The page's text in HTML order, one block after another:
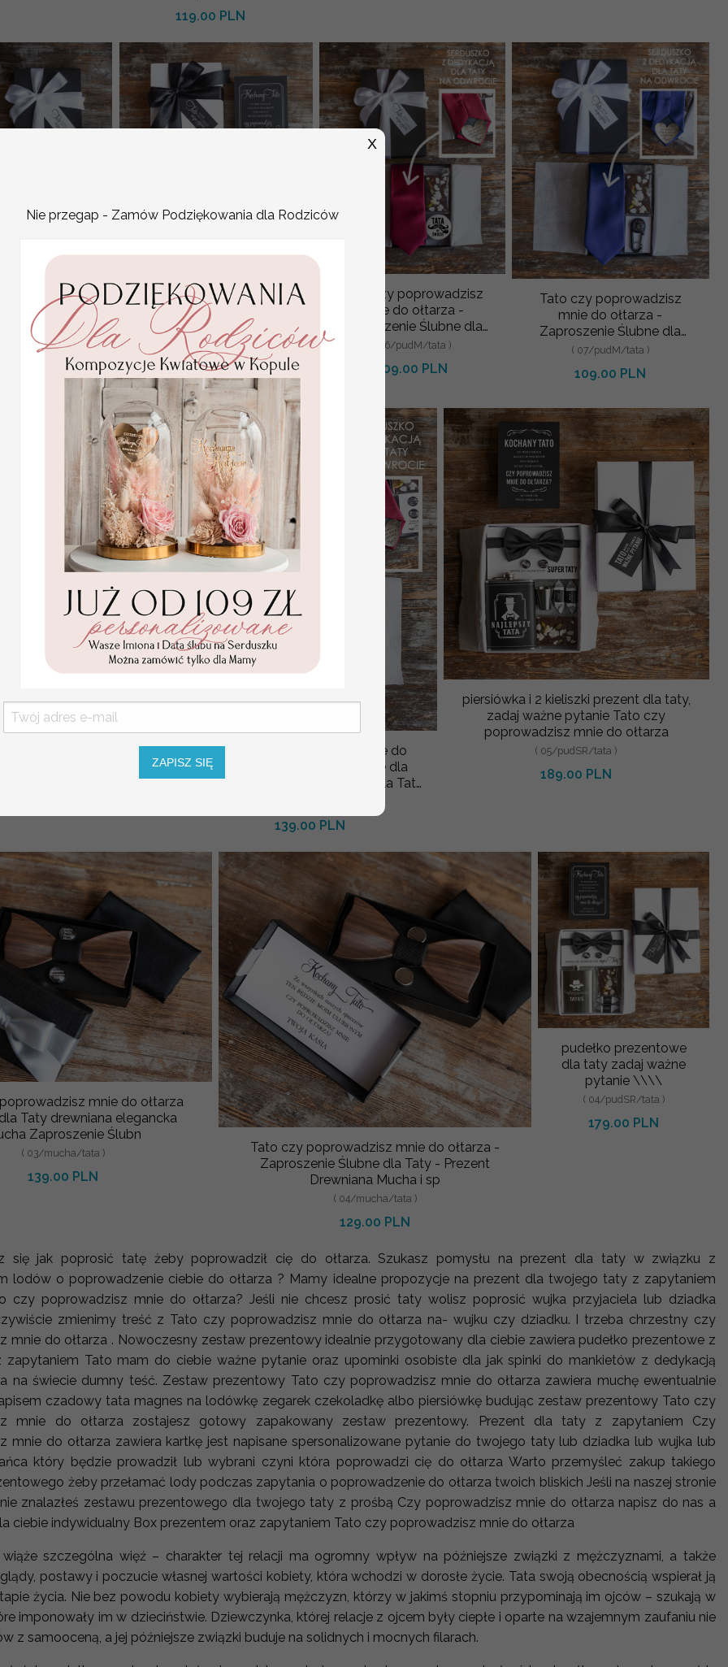
119.00 PLN
elegancki
taty szelki,
do mankietu
tata )
PLN
Tato czy poprowadzisz
mnie do ołtarza -
Zaproszenie Ślubne dla
Rodziców - Krawat dla Taty
z dedykacj
( 09/pudM/tata )
109.00 PLN
Tato czy poprowadzisz
mnie do ołtarza -
Zaproszenie Ślubne dla
Rodziców - Bordowy
( 06/pudM/tata )
109.00 PLN
Tato czy poprowadzisz
mnie do ołtarza -
Zaproszenie Ślubne dla
Rodziców - Granatowy
( 07/pudM/tata )
109.00 PLN
dla taty, zadaj
Tato czy poprowadzisz
Tato czy poprowadzisz mnie do
ołtarza - Zaproszenie Ślubne dla
Rodziców - Bordowy Krawat dla Taty
139.00 PLN
piersiówka i 2 kieliszki prezent dla taty,
zadaj ważne pytanie Tato czy
poprowadzisz mnie do ołtarza
( 05/pudSR/tata )
189.00 PLN
mnie do ołtarza
Taty drewniana elegancka
mucha Zaproszenie Ślubn
( 03/mucha/tata )
139.00 PLN
Tato czy poprowadzisz mnie do ołtarza -
Zaproszenie Ślubne dla Taty - Prezent
Drewniana Mucha i sp
( 04/mucha/tata )
129.00 PLN
pudełko prezentowe
dla taty zadaj ważne
pytanie \\\\
( 04/pudSR/tata )
179.00 PLN
się jak poprosić tatę żeby poprowadził cię do ołtarza. Szukasz pomysłu na prezent dla taty w związku z
lodów o poprowadzenie ciebie do ołtarza ? Mamy idealne propozycje na prezent dla twojego taty z zapytaniem
czy poprowadzisz mnie do ołtarza? Jeśli nie chcesz prosić taty wolisz poprosić wujka przyjaciela lub dziadka
zmienimy treść z Tato czy poprowadzisz mnie do ołtarza na- wujku czy dziadku. I trzeba chrzestny czy
mnie do ołtarza . Nowoczesny zestaw prezentowy idealnie przygotowany dla ciebie zawiera pudełko prezentowe z
zapytaniem Tato mam do ciebie ważne pytanie oraz upominki osobiste dla jak spinki do mankietów z dedykacją
na świecie dumny teść. Zestaw prezentowy Tato czy poprowadzisz mnie do ołtarza zawiera muchę ewentualnie
czadowy tata magnes na lodówkę zegarek czekoladkę albo piersiówkę budując zestaw prezentowy Tato czy
mnie do ołtarza zostajesz gotowy zapakowany zestaw prezentowy. Prezent dla taty z zapytaniem Czy
mnie do ołtarza zawiera kartkę jest napisane spersonalizowane pytanie do twojego taty lub dziadka lub wujka lub
który będzie prowadził lub wybrani czyni która poprowadzi cię do ołtarza Warto przemyśleć zakup takiego
żeby przełamać lody podczas zapytania o poprowadzenie do ołtarza twoich bliskich Jeśli na naszej stronie
znalazłeś zestawu prezentowego dla twojego taty z prośbą Czy poprowadzisz mnie do ołtarza napisz do nas a
ciebie indywidualny Box prezentem oraz zapytaniem Tato czy poprowadzisz mnie do ołtarza
szczególna więź – charakter tej relacji ma ogromny wpływ na późniejsze związki z mężczyznami, a także
postawy i poczucie własnej wartości kobiety, która wchodzi w dorosłe życie. Tata swoją obecnością wspierał ją
życia. Nie bez powodu kobiety wybierają mężczyzn, którzy w jakimś stopniu przypominają im ojców – szukają w
imponowały im w dzieciństwie. Dziewczynka, której relacje z ojcem były ciepłe i oparte na wzajemnym zaufaniu nie
z samooceną, a jej późniejsze związki buduje na solidnych i mocnych filarach.
Nie przegap - Zamów Podziękowania dla Rodziców
ZAPISZ SIĘ
X